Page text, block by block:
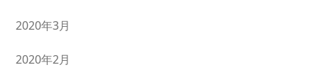
2020年3月
2020年2月